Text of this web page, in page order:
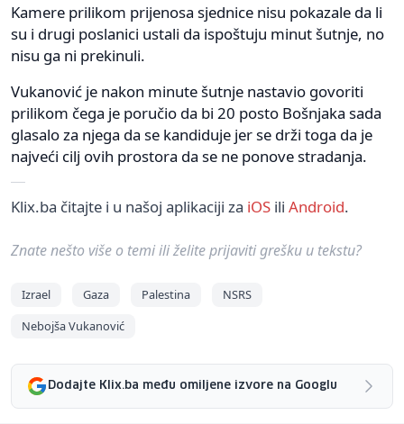
Kamere prilikom prijenosa sjednice nisu pokazale da li
su i drugi poslanici ustali da ispoštuju minut šutnje, no
nisu ga ni prekinuli.
Vukanović je nakon minute šutnje nastavio govoriti
prilikom čega je poručio da bi 20 posto Bošnjaka sada
glasalo za njega da se kandiduje jer se drži toga da je
najveći cilj ovih prostora da se ne ponove stradanja.
Klix.ba čitajte i u našoj aplikaciji za iOS ili Android.
Znate nešto više o temi ili želite prijaviti grešku u tekstu?
Izrael Gaza Palestina
NSRS
Nebojša Vukanović
Dodajte Klix.ba među omiljene izvore na Googlu